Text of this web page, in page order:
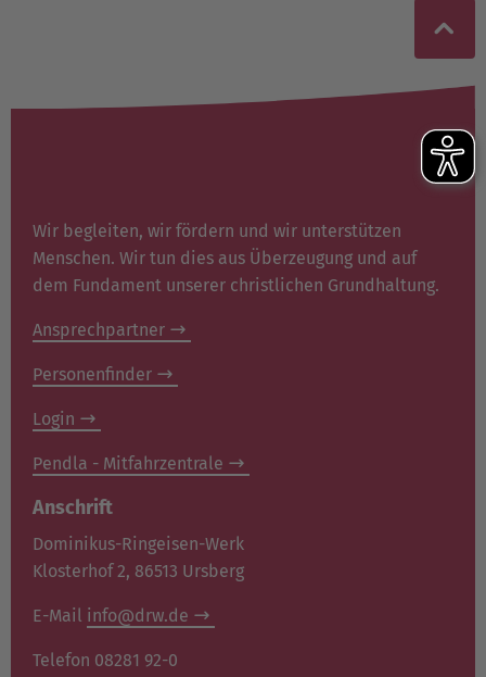
Wir begleiten, wir fördern und wir unterstützen
Menschen. Wir tun dies aus Überzeugung und auf
dem Fundament unserer christlichen Grundhaltung.
Ansprechpartner
Personenfinder
Login
Pendla - Mitfahrzentrale
Anschrift
Dominikus-Ringeisen-Werk
Klosterhof 2, 86513 Ursberg
E-Mail info@drw.de
Telefon 08281 92-0